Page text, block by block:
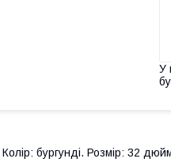
У
бургунді. Розмір: 32